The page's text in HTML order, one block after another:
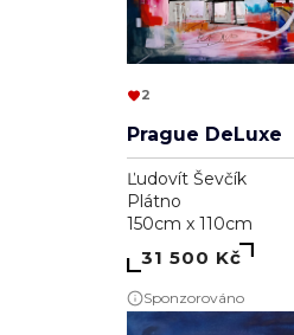
2
Prague DeLuxe
Ľudovít Ševčík
Plátno
150cm x 110cm
31 500 Kč
Sponzorováno